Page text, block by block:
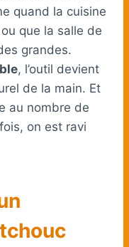
quand la cuisine
que la salle de
grandes.
, l’outil devient
de la main. Et
au nombre de
on est ravi